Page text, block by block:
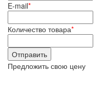
E-mail*
Количество товара*
Предложить свою цену